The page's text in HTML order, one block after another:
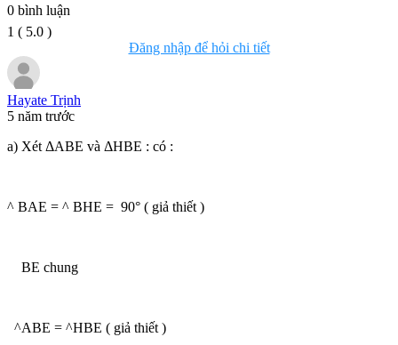
0 bình luận
1 ( 5.0 )
Đăng nhập để hỏi chi tiết
Hayate Trịnh
5 năm trước
a) Xét ΔABE và ΔHBE : có :
^ BAE = ^ BHE = 90° ( giả thiết )
BE chung
^ABE = ^HBE ( giả thiết )